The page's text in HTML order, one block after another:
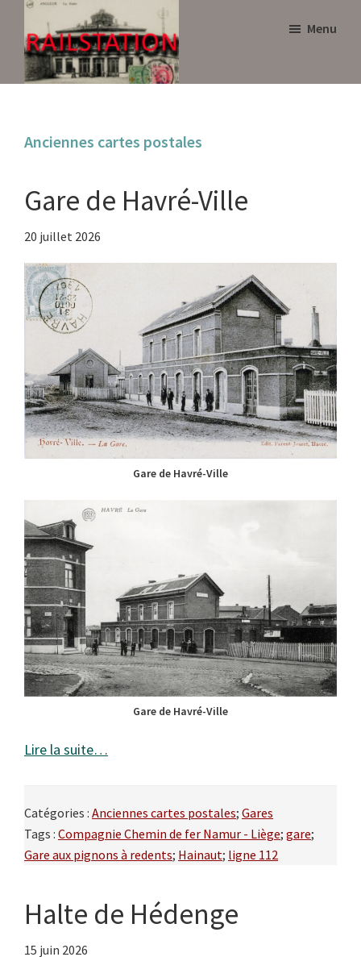
main
content
primary
sidebar
Menu
Anciennes cartes postales
Gare de Havré-Ville
20 juillet 2026
Gare de Havré-Ville
Gare de Havré-Ville
Lire la suite…
Catégories : Anciennes cartes postales; Gares
Tags : Compagnie Chemin de fer Namur - Liège; gare;
Gare aux pignons à redents; Hainaut; ligne 112
Halte de Hédenge
15 juin 2026